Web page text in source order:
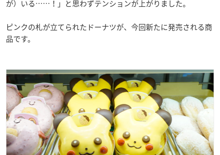
が）いる……！」と思わずテンションが上がりました。
ピンクの札が立てられたドーナツが、今回新たに発売される商
品です。